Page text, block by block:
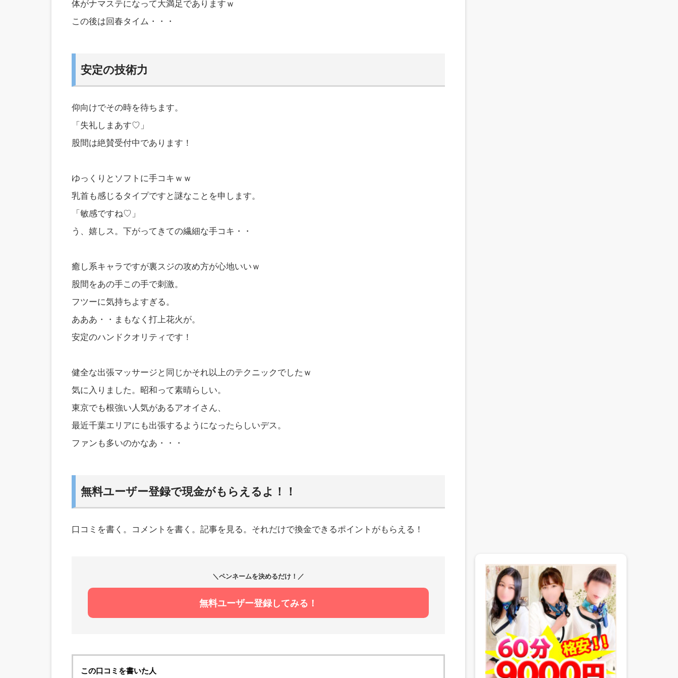
体がナマステになって大満足でありますｗ
この後は回春タイム・・・
安定の技術力
仰向けでその時を待ちます。
「失礼しまあす♡」
股間は絶賛受付中であります！
ゆっくりとソフトに手コキｗｗ
乳首も感じるタイプですと謎なことを申します。
「敏感ですね♡」
う、嬉しス。下がってきての繊細な手コキ・・
癒し系キャラですが裏スジの攻め方が心地いいｗ
股間をあの手この手で刺激。
フツーに気持ちよすぎる。
あああ・・まもなく打上花火が。
安定のハンドクオリティです！
健全な出張マッサージと同じかそれ以上のテクニックでしたｗ
気に入りました。昭和って素晴らしい。
東京でも根強い人気があるアオイさん、
最近千葉エリアにも出張するようになったらしいデス。
ファンも多いのかなあ・・・
無料ユーザー登録で現金がもらえるよ！！
口コミを書く。コメントを書く。記事を見る。それだけで換金できるポイントがもらえる！
＼ペンネームを決めるだけ！／
無料ユーザー登録してみる！
この口コミを書いた人